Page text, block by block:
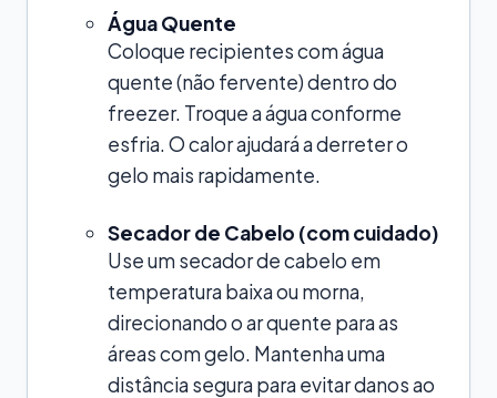
Água Quente
Coloque recipientes com água
quente (não fervente) dentro do
freezer. Troque a água conforme
esfria. O calor ajudará a derreter o
gelo mais rapidamente.
Secador de Cabelo (com cuidado)
Use um secador de cabelo em
temperatura baixa ou morna,
direcionando o ar quente para as
áreas com gelo. Mantenha uma
distância segura para evitar danos ao